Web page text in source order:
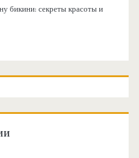
бикини: секреты красоты и